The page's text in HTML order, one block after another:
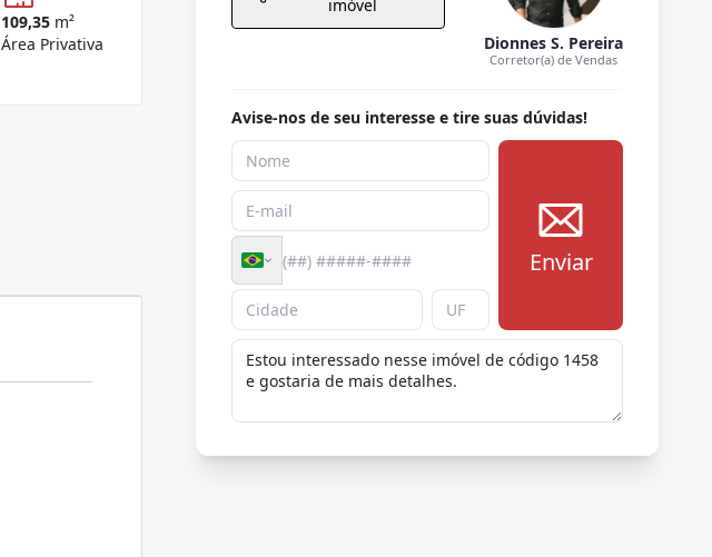
109,35 m²
Área Privativa
imóvel
Dionnes S. Pereira
Corretor(a) de Vendas
Avise-nos de seu interesse e tire suas dúvidas!
Enviar